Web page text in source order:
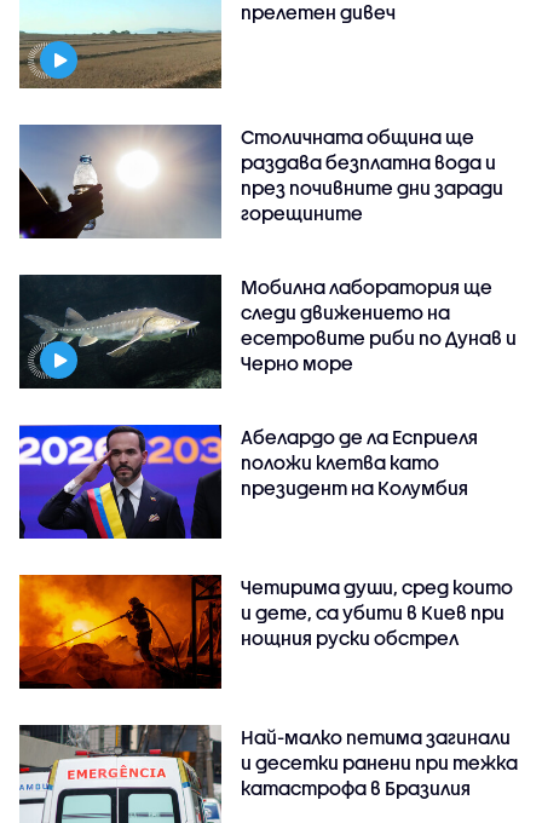
прелетен дивеч
Столичната община ще
раздава безплатна вода и
през почивните дни заради
горещините
Мобилна лаборатория ще
следи движението на
есетровите риби по Дунав и
Черно море
Абелардо де ла Есприеля
положи клетва като
президент на Колумбия
Четирима души, сред които
и дете, са убити в Киев при
нощния руски обстрел
Най-малко петима загинали
и десетки ранени при тежка
катастрофа в Бразилия